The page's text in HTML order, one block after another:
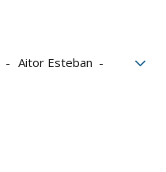
Aitor Esteban